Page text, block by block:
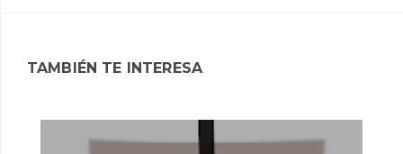
TAMBIÉN TE INTERESA